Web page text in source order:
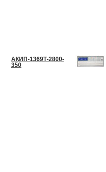
АКИП-1369Т-2800-
350